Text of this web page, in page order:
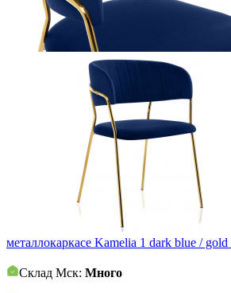
металлокаркасе Kamelia 1 dark blue / gold
Склад Мск: Много